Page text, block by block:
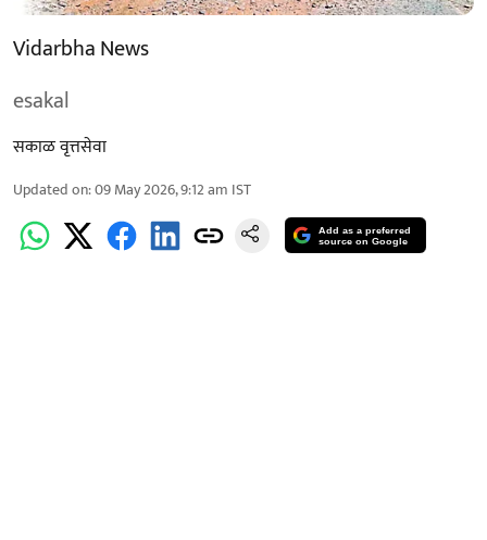
Vidarbha News
esakal
सकाळ वृत्तसेवा
Updated on:09 May 2026, 9:12 am IST
Add as a preferred
source on Google